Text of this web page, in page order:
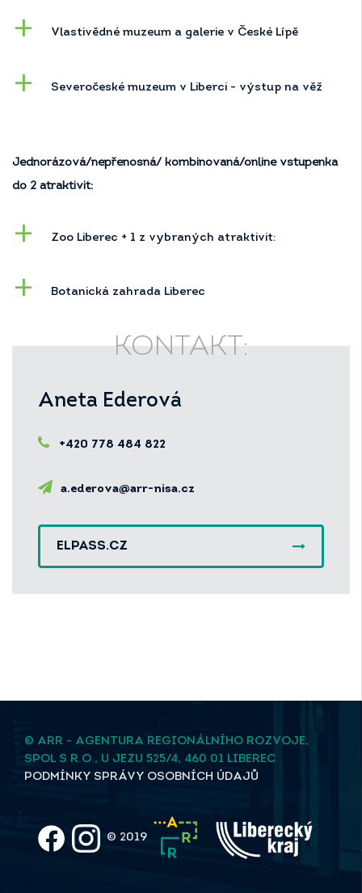
Vlastivědné muzeum a galerie v České Lípě
Severočeské muzeum v Liberci - výstup na věž
Jednorázová/nepřenosná/ kombinovaná/online vstupenka
do 2 atraktivit:
Zoo Liberec + 1 z vybraných atraktivit:
Botanická zahrada Liberec
KONTAKT:
Aneta Ederová
+420 778 484 822
a.ederova@arr-nisa.cz
ELPASS.CZ
© ARR - AGENTURA REGIONÁLNÍHO ROZVOJE,
SPOL S R.O., U JEZU 525/4, 460 01 LIBEREC
PODMÍNKY SPRÁVY OSOBNÍCH ÚDAJŮ
© 2019